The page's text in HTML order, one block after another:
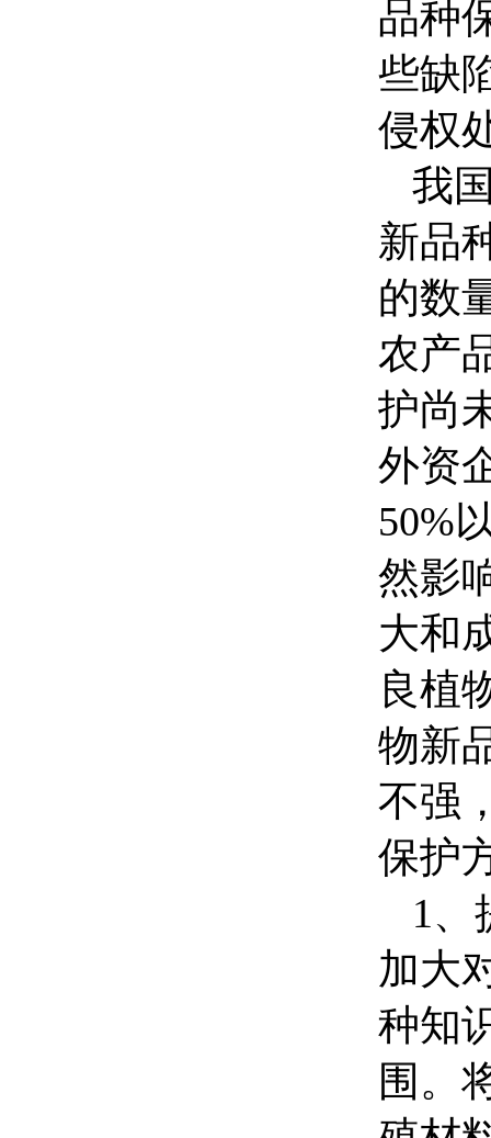
品种
些缺
侵权
我
新品
的数
农产
护尚
外资
50%
然影
大和
良植
物新
不强
保护
1、
加大
种知
围。